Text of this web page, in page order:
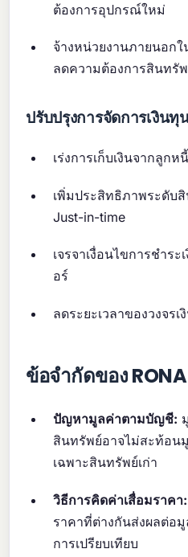
ต้องการอุปกรณ์ใหม่
จ้างหน่วยงานภายนอก
ลดความต้องการสินทรั
ปรับปรุงการจัดการเงิน
เร่งการเก็บเงินจากลูกห
เพิ่มประสิทธิภาพระดับ
Just-in-time
เจรจาเงื่อนไขการชำร
อร์
ลดระยะเวลาของวงจรเ
ข้อจำกัดของ RONA
ปัญหามูลค่าตามบัญชี:
สินทรัพย์อาจไม่สะท้อน
เฉพาะสินทรัพย์เก่า
วิธีการคิดค่าเสื่อมราคา:
ราคาที่ต่างกันส่งผลต่อ
การเปรียบเทียบ